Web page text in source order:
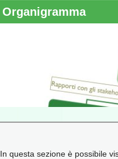
Organigramma
In questa sezione è possibile